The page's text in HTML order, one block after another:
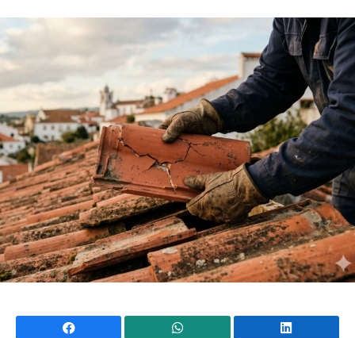
Facebook WhatsApp